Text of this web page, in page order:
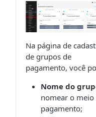
Na página de
de grupos de
pagamento, você
Nome do
nomear o meio
pagamento;